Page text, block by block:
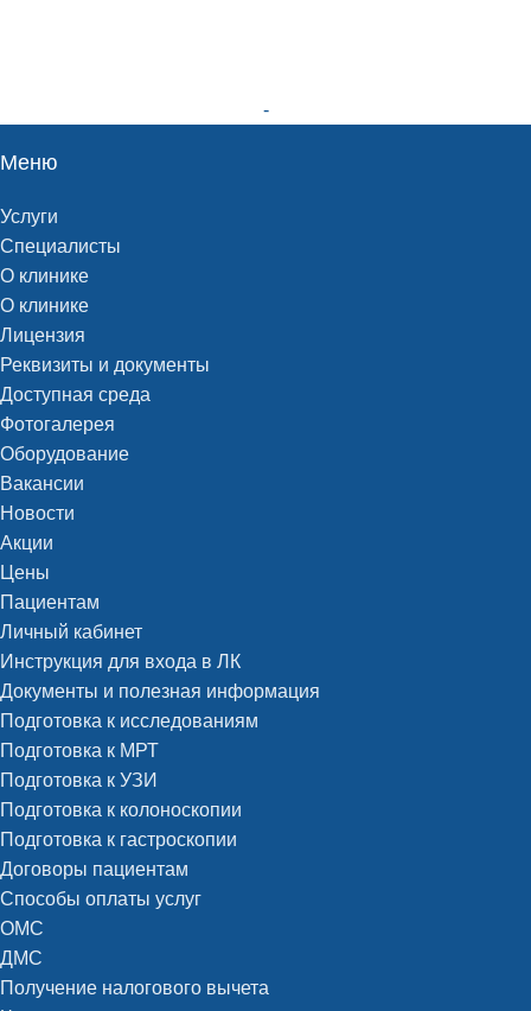
-
Меню
Услуги
Специалисты
О клинике
О клинике
Лицензия
Реквизиты и документы
Доступная среда
Фотогалерея
Оборудование
Вакансии
Новости
Акции
Цены
Пациентам
Личный кабинет
Инструкция для входа в ЛК
Документы и полезная информация
Подготовка к исследованиям
Подготовка к МРТ
Подготовка к УЗИ
Подготовка к колоноскопии
Подготовка к гастроскопии
Договоры пациентам
Способы оплаты услуг
ОМС
ДМС
Получение налогового вычета